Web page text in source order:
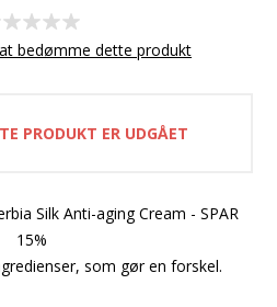
bedømme dette produkt
PRODUKT ER UDGÅET
Silk Anti-aging Cream - SPAR
15%
som gør en forskel.